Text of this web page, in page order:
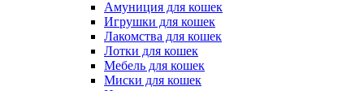
Амуниция для кошек
Игрушки для кошек
Лакомства для кошек
Лотки для кошек
Мебель для кошек
Миски для кошек